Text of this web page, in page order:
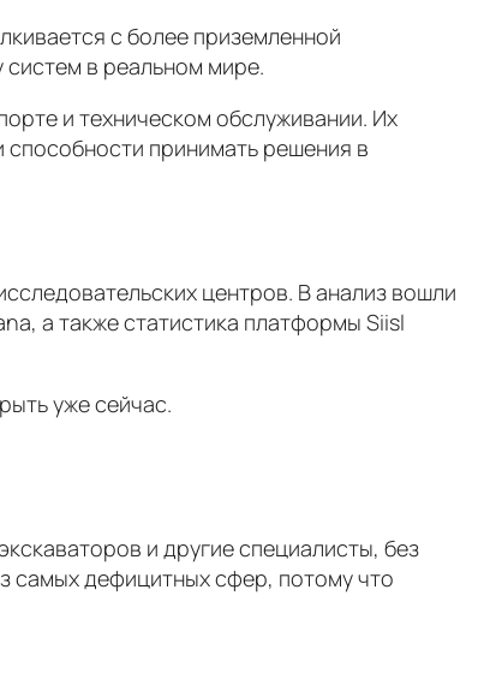
с более приземленной
в реальном мире.
и техническом обслуживании. Их
способности принимать решения в
центров. В анализ вошли
а также статистика платформы Siisl
уже сейчас.
и другие специалисты, без
самых дефицитных сфер, потому что